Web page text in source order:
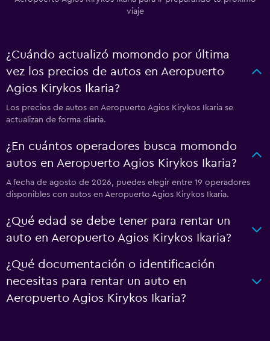
viaje
¿Cuándo actualizó momondo por última
vez los precios de autos en Aeropuerto
Agios Kirykos Ikaria?
Los precios de autos en Aeropuerto Agios Kirykos Ikaria se
actualizan de forma diaria.
¿En cuántos operadores busca momondo
autos en Aeropuerto Agios Kirykos Ikaria?
A fecha de agosto de 2026, puedes elegir entre 19 operadores
disponibles con autos en Aeropuerto Agios Kirykos Ikaria.
¿Qué edad se debe tener para rentar un
auto en Aeropuerto Agios Kirykos Ikaria?
¿Qué documentación o identificación
necesitas para rentar un auto en
Aeropuerto Agios Kirykos Ikaria?